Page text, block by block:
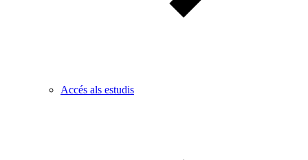
Accés als estudis